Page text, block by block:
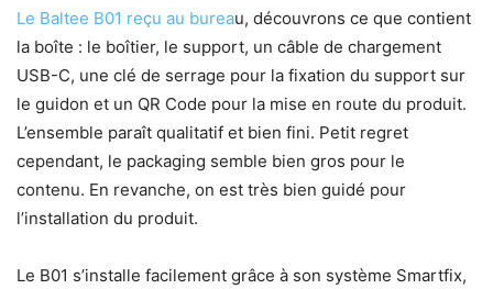
Le Baltee B01 reçu au bureau, découvrons ce que contient
la boîte : le boîtier, le support, un câble de chargement
USB-C, une clé de serrage pour la fixation du support sur
le guidon et un QR Code pour la mise en route du produit.
L’ensemble paraît qualitatif et bien fini. Petit regret
cependant, le packaging semble bien gros pour le
contenu. En revanche, on est très bien guidé pour
l’installation du produit.
Le B01 s’installe facilement grâce à son système Smartfix,